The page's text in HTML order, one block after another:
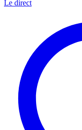
Le direct